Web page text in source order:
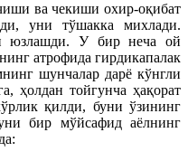
ва чекиши охир-оқибат
уни тўшакка михлади.
юзлашди. У бир неча ой
атрофида гирдикапалак
шунчалар дарё кўнгли
ҳолдан тойгунча ҳақорат
қилди, буни ўзининг
бир мўйсафид аёлнинг